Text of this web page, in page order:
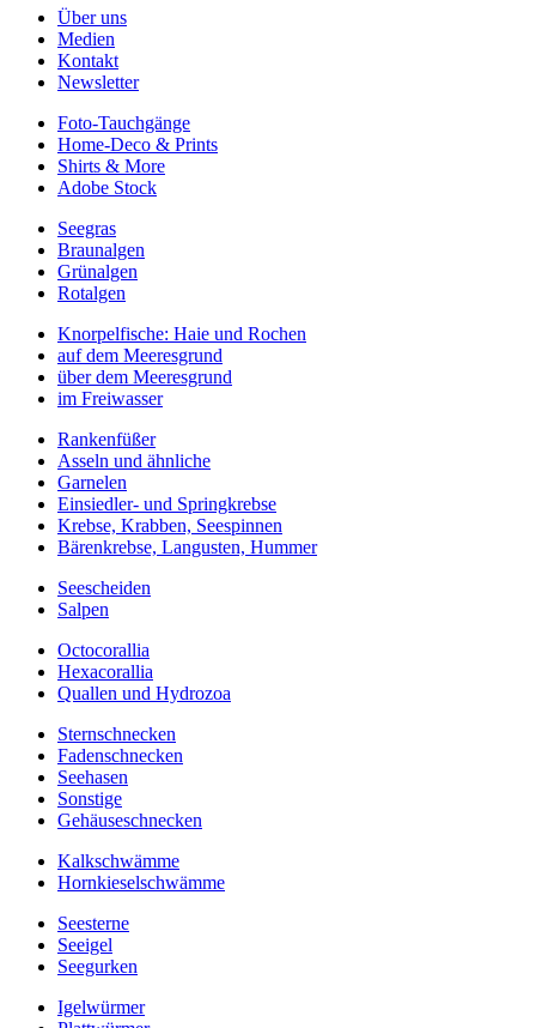
Über uns
Medien
Kontakt
Newsletter
Foto-Tauchgänge
Home-Deco & Prints
Shirts & More
Adobe Stock
Seegras
Braunalgen
Grünalgen
Rotalgen
Knorpelfische: Haie und Rochen
auf dem Meeresgrund
über dem Meeresgrund
im Freiwasser
Rankenfüßer
Asseln und ähnliche
Garnelen
Einsiedler- und Springkrebse
Krebse, Krabben, Seespinnen
Bärenkrebse, Langusten, Hummer
Seescheiden
Salpen
Octocorallia
Hexacorallia
Quallen und Hydrozoa
Sternschnecken
Fadenschnecken
Seehasen
Sonstige
Gehäuseschnecken
Kalkschwämme
Hornkieselschwämme
Seesterne
Seeigel
Seegurken
Igelwürmer